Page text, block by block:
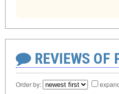
REVIEWS OF
Order by: